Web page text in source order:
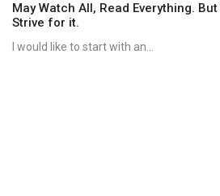
May Watch All, Read Everything.
Strive for it.
I would like to start with an...